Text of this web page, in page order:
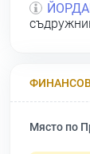
Място по